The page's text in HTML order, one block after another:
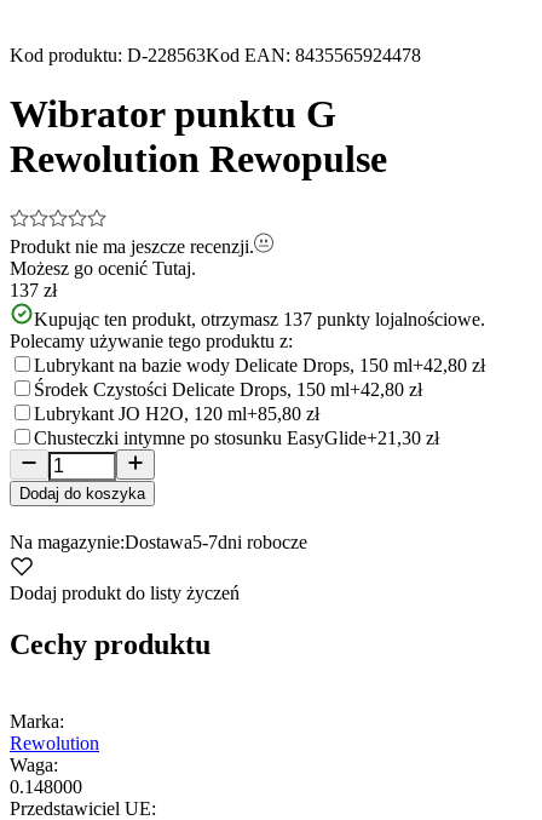
Kod produktu: D-228563Kod EAN: 8435565924478
Wibrator punktu G
Rewolution Rewopulse
Produkt nie ma jeszcze recenzji.
Możesz go ocenić Tutaj.
137 zł
Kupując ten produkt, otrzymasz 137 punkty lojalnościowe.
Polecamy używanie tego produktu z:
Lubrykant na bazie wody Delicate Drops, 150 ml+42,80 zł
Środek Czystości Delicate Drops, 150 ml+42,80 zł
Lubrykant JO H2O, 120 ml+85,80 zł
Chusteczki intymne po stosunku EasyGlide+21,30 zł
Dodaj do koszyka
Na magazynie:Dostawa5-7dni robocze
Dodaj produkt do listy życzeń
Cechy produktu
Marka:
Rewolution
Waga:
0.148000
Przedstawiciel UE: